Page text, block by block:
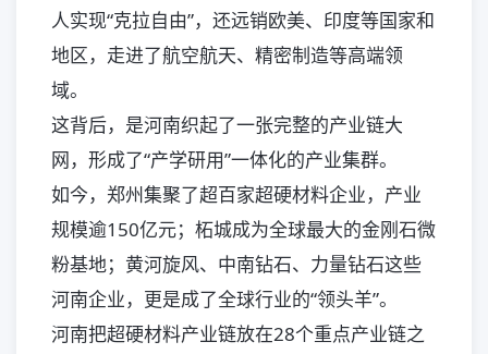
人实现“克拉自由”，还远销欧美、印度等国家和
地区，走进了航空航天、精密制造等高端领
域。
这背后，是河南织起了一张完整的产业链大
网，形成了“产学研用”一体化的产业集群。
如今，郑州集聚了超百家超硬材料企业，产业
规模逾150亿元；柘城成为全球最大的金刚石微
粉基地；黄河旋风、中南钻石、力量钻石这些
河南企业，更是成了全球行业的“领头羊”。
河南把超硬材料产业链放在28个重点产业链之